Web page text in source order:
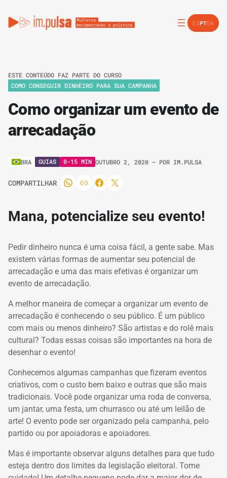
ESPTEN
ESTE CONTEÚDO FAZ PARTE DO CURSO
COMO CONSEGUIR DINHEIRO PARA SUA CAMPANHA
Como organizar um evento de
arrecadação
BRA GUIAS 0-15 MIN OUTUBRO 2, 2020 – POR IM.PULSA
COMPARTILHAR
Mana, potencialize seu evento!
Pedir dinheiro nunca é uma coisa fácil, a gente sabe. Mas
existem várias formas de aumentar seu potencial de
arrecadação e uma das mais efetivas é organizar um
evento de arrecadação.
A melhor maneira de começar a organizar um evento de
arrecadação é conhecendo o seu público. É um público
com mais ou menos dinheiro? São artistas e do rolê mais
cultural? Todas essas coisas são importantes na hora de
desenhar o evento!
Conhecemos algumas campanhas que fizeram eventos
criativos, com o custo bem baixo e outras que são mais
tradicionais. Você pode organizar uma roda de conversa,
um jantar, uma festa, um churrasco ou até um leilão de
arte! O evento pode ser organizado pela campanha, pelo
partido ou por apoiadoras e apoiadores.
Mas é importante observar alguns detalhes para que tudo
esteja dentro dos limites da legislação eleitoral. Tome